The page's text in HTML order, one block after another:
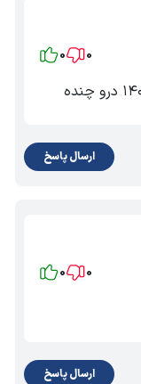
0
0
ارسال پاسخ
0
0
ارسال پاسخ